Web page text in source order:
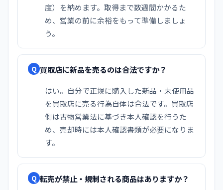
度）を納めます。取得まで数週間かかるた
め、営業の前に余裕をもって準備しましょ
う。
Q 買取店に新品を売るのは合法ですか？
はい。自分で正規に購入した新品・未使用品
を買取店に売る行為自体は合法です。買取店
側は古物営業法に基づき本人確認を行うた
め、売却時には本人確認書類が必要になりま
す。
Q 転売が禁止・規制される商品はありますか？